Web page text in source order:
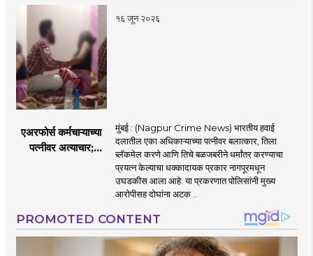
पणतू सात्यकी सावरकर
यांनी न्यायालयात सादर
केला दावा
१६ जून २०२६
एअरफोर्स कर्मचाऱ्याच्या
पत्नीवर अत्याचार;
मुंबई : (Nagpur Crime News) भारतीय हवाई
दलातील एका अधिकाऱ्याच्या पत्नीवर बलात्कार, तिला
ब्लॅकमेल करणे आणि तिचे बळजबरीने धर्मांतर करण्याचा
प्रयत्न केल्याचा धक्कादायक प्रकार नागपूरमधून
उघडकीस आला आहे. या प्रकरणात पोलिसांनी मुख्य
आरोपीसह दोघांना अटक ..